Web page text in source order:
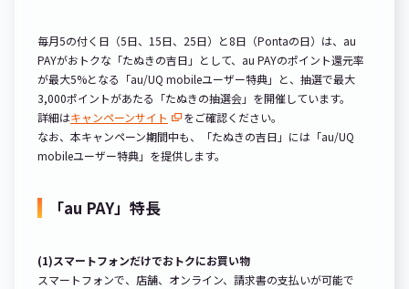
毎月5の付く日（5日、15日、25日）と8日（Pontaの日）は、au
PAYがおトクな「たぬきの吉日」として、au PAYのポイント還元率
が最大5%となる「au/UQ mobileユーザー特典」と、抽選で最大
3,000ポイントがあたる「たぬきの抽選会」を開催しています。
詳細はキャンペーンサイト
をご確認ください。
なお、本キャンペーン期間中も、「たぬきの吉日」には「au/UQ
mobileユーザー特典」を提供します。
「au PAY」特長
(1)スマートフォンだけでおトクにお買い物
スマートフォンで、店舗、オンライン、請求書の支払いが可能で